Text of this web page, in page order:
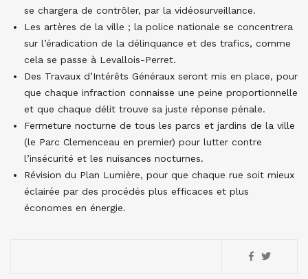
se chargera de contrôler, par la vidéosurveillance.
Les artères de la ville ; la police nationale se concentrera
sur l’éradication de la délinquance et des trafics, comme
cela se passe à Levallois-Perret.
Des Travaux d’Intérêts Généraux seront mis en place, pour
que chaque infraction connaisse une peine proportionnelle
et que chaque délit trouve sa juste réponse pénale.
Fermeture nocturne de tous les parcs et jardins de la ville
(le Parc Clemenceau en premier) pour lutter contre
l’insécurité et les nuisances nocturnes.
Révision du Plan Lumière, pour que chaque rue soit mieux
éclairée par des procédés plus efficaces et plus
économes en énergie.